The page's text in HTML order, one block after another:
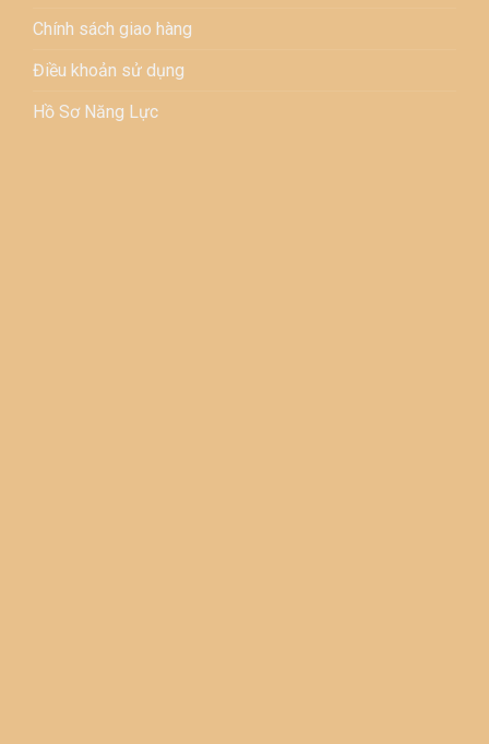
Chính sách giao hàng
Điều khoản sử dụng
Hồ Sơ Năng Lực